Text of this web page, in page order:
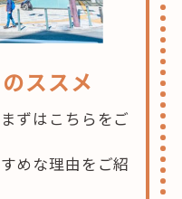
ススメ
ずはこちらをご
めな理由をご紹